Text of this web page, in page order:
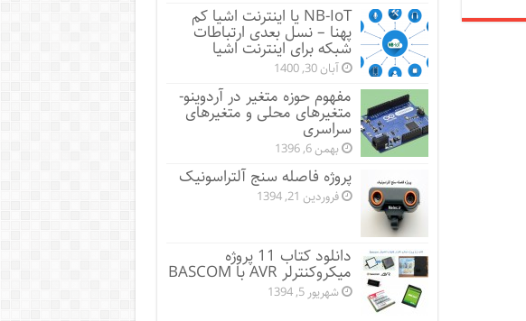
NB-IoT یا اینترنت اشیا کم
پهنا – نسل بعدی ارتباطات
شبکه برای اینترنت اشیا
آبان 30, 1400
مفهوم حوزه متغیر در آردوینو-
متغیرهای محلی و متغیرهای
سراسری
بهمن 6, 1396
پروژه فاصله سنج آلتراسونیک
فروردین 21, 1394
دانلود کتاب 11 پروژه
میکروکنترلر AVR با BASCOM
شهریور 5, 1394